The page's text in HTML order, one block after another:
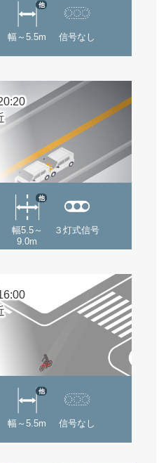
幅～5.5m
他
信号なし
幅5.5～
9.0m
他
３灯式信号
幅～5.5m
他
信号なし